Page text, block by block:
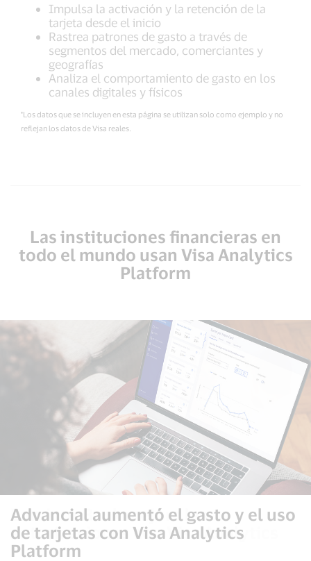
Impulsa la activación y la retención de la
tarjeta desde el inicio
Rastrea patrones de gasto a través de
segmentos del mercado, comerciantes y
geografías
Analiza el comportamiento de gasto en los
canales digitales y físicos
*Los datos que se incluyen en esta página se utilizan solo como ejemplo y no
reflejan los datos de Visa reales.
Las instituciones financieras en
todo el mundo usan Visa Analytics
Platform
Luminor Bank mejora las
autorizaciones con Visa Analytics
Platform
Advancial aumentó el gasto y el uso
de tarjetas con Visa Analytics
Platform
Nationwide usa Visa Analytics
Platform para impulsar el
cumplimiento con PSD2 SCA